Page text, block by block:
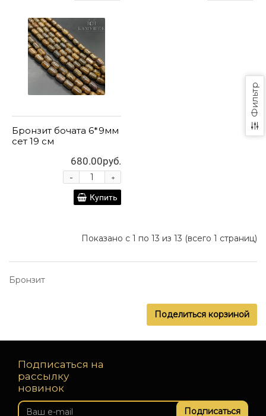
Фильтр
Бронзит бочата 6*9мм
сет 19 см
680.00руб.
+
-
Купить
Показано с 1 по 13 из 13 (всего 1 страниц)
Бронзит
Поделиться корзиной
Подписаться на
рассылку
новинок
Подписаться